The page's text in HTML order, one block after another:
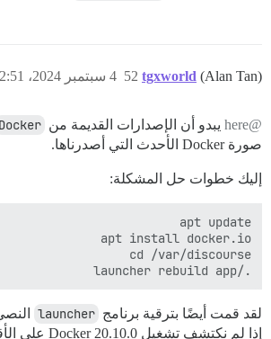
tgxworld (Alan Tan) 4 سبتمبر 2024، 2:51ص 52
@here يبدو أن الإصدارات القديمة من Docker
صورة Docker الأحدث التي أصدرناها.
إليك خطوات حل المشكلة:
./launcher rebuild app
لقد قمت أيضًا بترقية برنامج launcher
إذا لم نكتشف تشغيل Docker 20.10.0 على الأقل.